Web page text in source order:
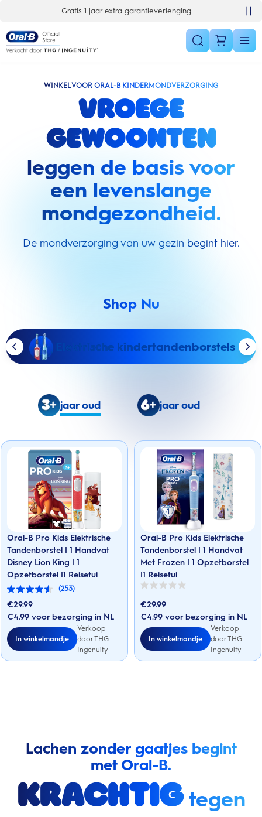
10% korting op je 1e bestelling
WINKEL VOOR ORAL-B KINDERMONDVERZORGING
Vroege
gewoonten
leggen de basis voor
een levenslange
mondgezondheid.
De mondverzorging van uw gezin begint hier.
Shop Nu
Elektrische kindertandenborstels
jaar oud jaar oud
Oral-B Pro Kids Elektrische
Tandenborstel | 1 Handvat
Disney Lion King | 1
Opzetborstel |1 Reisetui
(253)
4.5
van
5
sterren.
253
beoordelingen
€29.99
€4.99 voor bezorging in NL
In winkelmandje
Verkoop
door THG
Ingenuity
Oral-B Pro Kids Elektrische
Tandenborstel | 1 Handvat
Met Frozen | 1 Opzetborstel
|1 Reisetui
0.0
de
5
€29.99
€4.99 voor bezorging in NL
In winkelmandje
Verkoop
door THG
Ingenuity
Lachen zonder gaatjes begint
met Oral-B.
Krachtigtegen